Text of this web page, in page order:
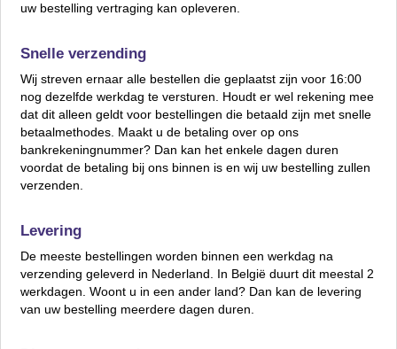
uw bestelling vertraging kan opleveren.
Snelle verzending
Wij streven ernaar alle bestellen die geplaatst zijn voor 16:00
nog dezelfde werkdag te versturen. Houdt er wel rekening mee
dat dit alleen geldt voor bestellingen die betaald zijn met snelle
betaalmethodes. Maakt u de betaling over op ons
bankrekeningnummer? Dan kan het enkele dagen duren
voordat de betaling bij ons binnen is en wij uw bestelling zullen
verzenden.
Levering
De meeste bestellingen worden binnen een werkdag na
verzending geleverd in Nederland. In België duurt dit meestal 2
werkdagen. Woont u in een ander land? Dan kan de levering
van uw bestelling meerdere dagen duren.